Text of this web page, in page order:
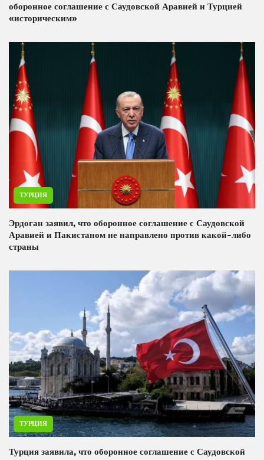
оборонное соглашение с Саудовской Аравией и Турцией
«историческим»
ТУРЦИЯ
Эрдоган заявил, что оборонное соглашение с Саудовской
Аравией и Пакистаном не направлено против какой-либо
страны
ТУРЦИЯ
Турция заявила, что оборонное соглашение с Саудовской